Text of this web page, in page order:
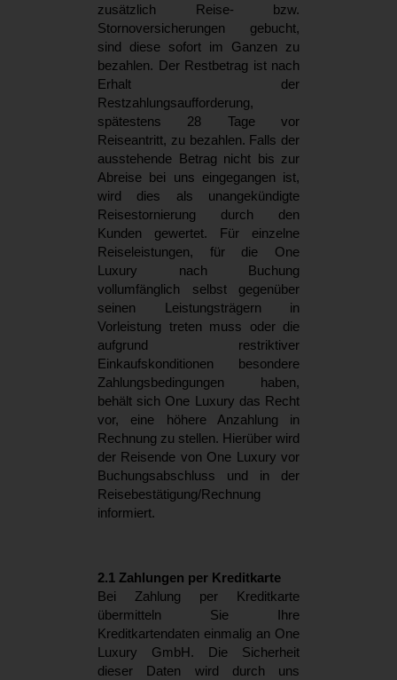
zusätzlich Reise- bzw.
Stornoversicherungen gebucht,
sind diese sofort im Ganzen zu
bezahlen. Der Restbetrag ist nach
Erhalt der
Restzahlungsaufforderung,
spätestens 28 Tage vor
Reiseantritt, zu bezahlen. Falls der
ausstehende Betrag nicht bis zur
Abreise bei uns eingegangen ist,
wird dies als unangekündigte
Reisestornierung durch den
Kunden gewertet. Für einzelne
Reiseleistungen, für die One
Luxury nach Buchung
vollumfänglich selbst gegenüber
seinen Leistungsträgern in
Vorleistung treten muss oder die
aufgrund restriktiver
Einkaufskonditionen besondere
Zahlungsbedingungen haben,
behält sich One Luxury das Recht
vor, eine höhere Anzahlung in
Rechnung zu stellen. Hierüber wird
der Reisende von One Luxury vor
Buchungsabschluss und in der
Reisebestätigung/Rechnung
informiert.
2.1 Zahlungen per Kreditkarte
Bei Zahlung per Kreditkarte
übermitteln Sie Ihre
Kreditkartendaten einmalig an One
Luxury GmbH. Die Sicherheit
dieser Daten wird durch uns